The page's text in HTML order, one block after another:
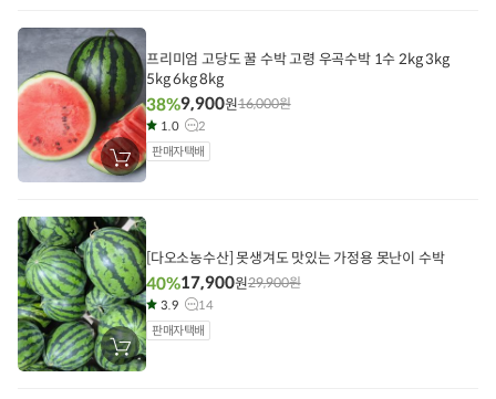
에
담
기
장
바
에
담
기
프리미엄 고당도 꿀 수박 고령 우곡수박 1수 2kg 3kg
5kg 6kg 8kg
38%9,900원16,000원
1.0
2
판매자택배
장
바
[다오소농수산] 못생겨도 맛있는 가정용 못난이 수박
40%17,900원29,900원
3.9
14
판매자택배